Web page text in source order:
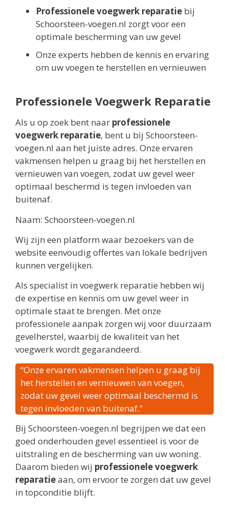
Professionele voegwerk reparatie bij
Schoorsteen-voegen.nl zorgt voor een
optimale bescherming van uw gevel
Onze experts hebben de kennis en ervaring
om uw voegen te herstellen en vernieuwen
Professionele Voegwerk Reparatie
Als u op zoek bent naar professionele
voegwerk reparatie, bent u bij Schoorsteen-
voegen.nl aan het juiste adres. Onze ervaren
vakmensen helpen u graag bij het herstellen en
vernieuwen van voegen, zodat uw gevel weer
optimaal beschermd is tegen invloeden van
buitenaf.
Naam: Schoorsteen-voegen.nl
Wij zijn een platform waar bezoekers van de
website eenvoudig offertes van lokale bedrijven
kunnen vergelijken.
Als specialist in voegwerk reparatie hebben wij
de expertise en kennis om uw gevel weer in
optimale staat te brengen. Met onze
professionele aanpak zorgen wij voor duurzaam
gevelherstel, waarbij de kwaliteit van het
voegwerk wordt gegarandeerd.
“Onze ervaren vakmensen helpen u graag bij
het herstellen en vernieuwen van voegen,
zodat uw gevel weer optimaal beschermd is
tegen invloeden van buitenaf.”
Bij Schoorsteen-voegen.nl begrijpen we dat een
goed onderhouden gevel essentieel is voor de
uitstraling en de bescherming van uw woning.
Daarom bieden wij professionele voegwerk
reparatieaan, om ervoor te zorgen dat uw gevel
in topconditie blijft.